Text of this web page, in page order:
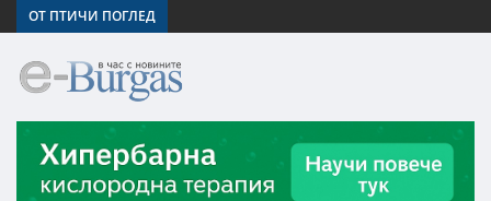
ОТ ПТИЧИ ПОГЛЕД